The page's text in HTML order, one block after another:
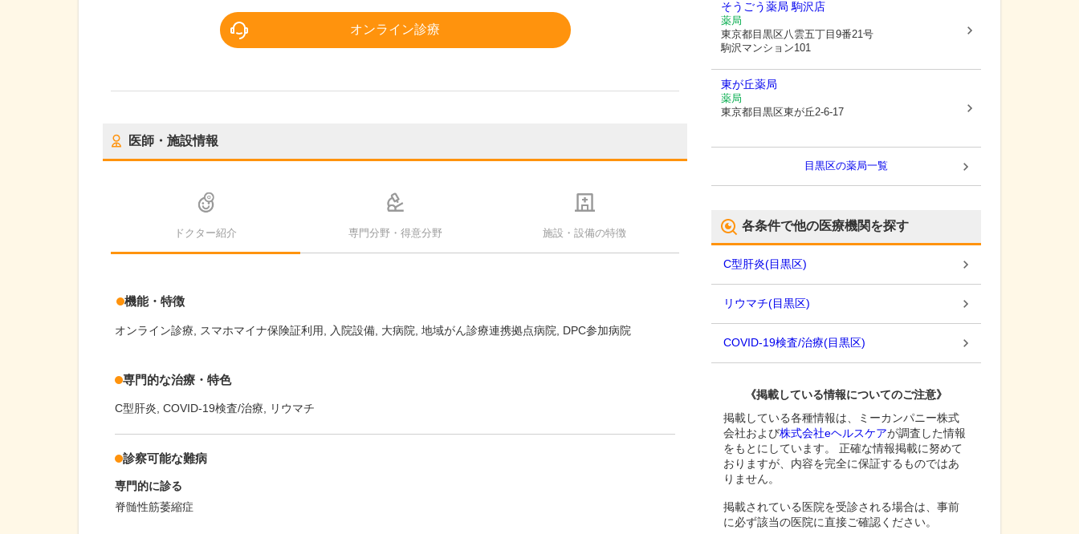
オンライン診療
医師・施設情報
ドクター紹介 専門分野・得意分野 施設・設備の特徴
機能・特徴
オンライン診療 スマホマイナ保険証利用 入院設備 大病院 地域がん診療連携拠点病院 DPC参加病院
専門的な治療・特色
C型肝炎 COVID-19検査/治療 リウマチ
診察可能な難病
専門的に診る
脊髄性筋萎縮症
そうごう薬局 駒沢店
薬局
東京都目黒区八雲五丁目9番21号
駒沢マンション101
東が丘薬局
薬局
東京都目黒区東が丘2-6-17
目黒区の薬局一覧
各条件で他の医療機関を探す
C型肝炎(目黒区)
リウマチ(目黒区)
COVID-19検査/治療(目黒区)
《掲載している情報についてのご注意》
掲載している各種情報は、ミーカンパニー株式
会社および株式会社eヘルスケアが調査した情報
をもとにしています。 正確な情報掲載に努めて
おりますが、内容を完全に保証するものではあ
りません。
掲載されている医院を受診される場合は、事前
に必ず該当の医院に直接ご確認ください。